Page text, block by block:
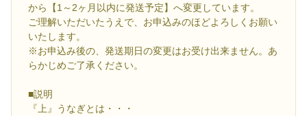
から【1～2ヶ月以内に発送予定】へ変更しています。
ご理解いただいたうえで、お申込みのほどよろしくお願い
いたします。
※お申込み後の、発送期日の変更はお受け出来ません。あ
らかじめご了承ください。
■説明
『上』うなぎとは・・・